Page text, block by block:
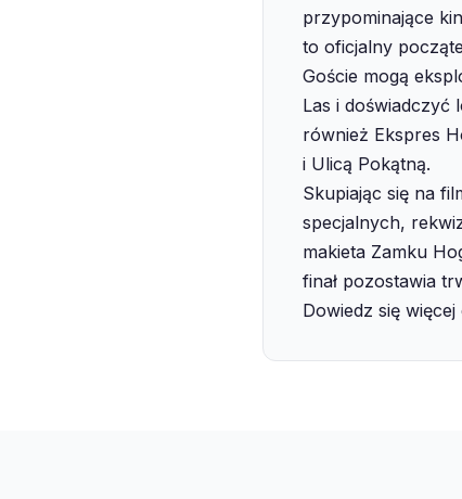
przypominające
to oficjalny
Goście mogą
Las i doświadczyć
również Ekspres
i Ulicą Pokątną.
Skupiając się na
specjalnych,
makieta Zamku
finał pozostawia
Dowiedz się